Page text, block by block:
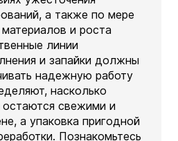
а также по мере
и роста
линии
и запайки должны
надежную работу
насколько
остаются свежими и
а упаковка пригодной
Познакомьтесь